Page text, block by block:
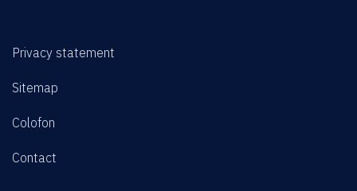
Privacy statement
Sitemap
Colofon
Contact